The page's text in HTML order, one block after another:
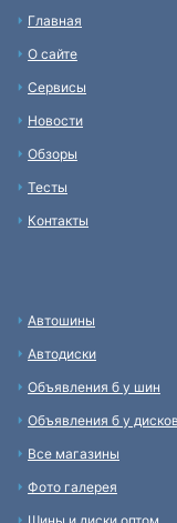
Главная
О сайте
Сервисы
Новости
Обзоры
Тесты
Контакты
Автошины
Автодиски
Объявления б у шин
Объявления б у дисков
Все магазины
Фото галерея